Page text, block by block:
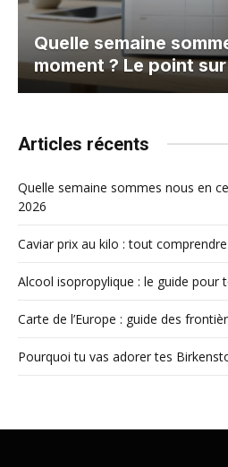
Quelle semaine
moment ? Le point
Articles récents
Quelle semaine sommes nous en
2026
Caviar prix au kilo : tout
Alcool isopropylique : le guide pour
Carte de l’Europe : guide des
Pourquoi tu vas adorer tes